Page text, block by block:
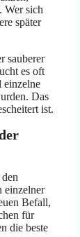
Wer sich
später
sauberer
es oft
einzelne
Das
ist.
einzelner
Befall,
für
die beste